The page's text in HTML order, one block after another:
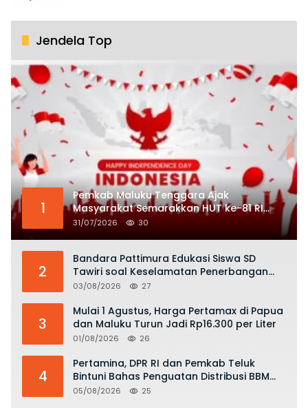
Jendela Top
1
Pemkab Maluku Tenggara Ajak
Masyarakat Semarakkan HUT ke-81 RI
dengan Semangat Nasionalisme
31/07/2026 30
2
Bandara Pattimura Edukasi Siswa SD
Tawiri soal Keselamatan Penerbangan
dan Bahaya Bermain Layang-layang di
03/08/2026 27
3
Mulai 1 Agustus, Harga Pertamax di Papua
dan Maluku Turun Jadi Rp16.300 per Liter
01/08/2026 26
4
Pertamina, DPR RI dan Pemkab Teluk
Bintuni Bahas Penguatan Distribusi BBM
dan LPG
05/08/2026 25